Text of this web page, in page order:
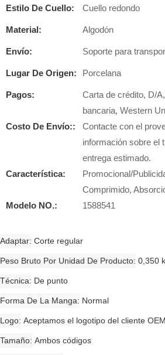
Estilo De Cuello: Cuello redondo
Material: Algodón
Envío: Soporte para
Lugar De Origen: Porcelana
Pagos:
Carta de crédito, D/
bancaria, Western
Costo De Envío::
Contacte con el
información sobre el
entrega estimado.
Característica:
Promocional/
Comprimido,
Modelo NO.:
1588541
Adaptar Corte regular
Peso Bruto Por Unidad De Producto 0,350
Técnica De punto
Forma De La Manga Normal
Logo Aceptamos el logotipo del cliente OEM
Tamaño Ambos códigos